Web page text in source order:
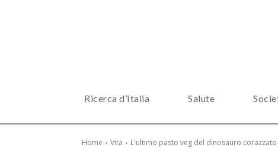
Ricerca d’Italia Salute
Home Vita L'ultimo pasto veg del dinosauro corazzato